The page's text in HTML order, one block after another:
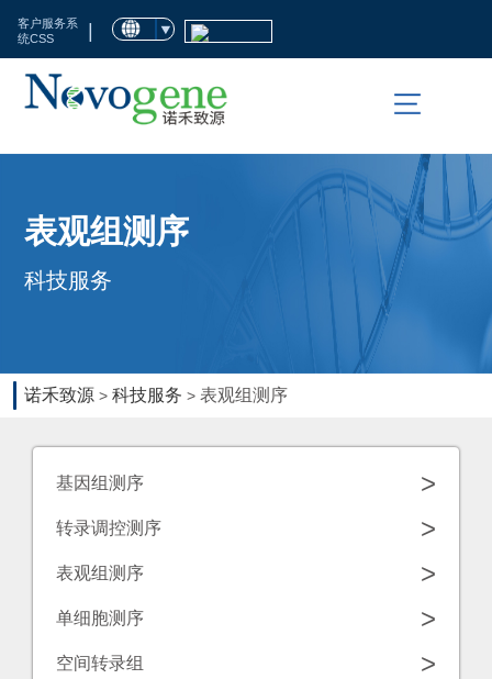
客户服务系
统CSS
|
首
市
场
动
技
服
临
检
生
表观组测序
科技服务
诺禾致源 >科技服务 >表观组测序
基因组测序 >
转录调控测序 >
表观组测序 >
单细胞测序 >
空间转录组 >